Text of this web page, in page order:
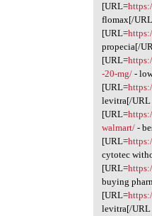
[URL=
flomax[/
[URL=
propecia[/
[URL=
-20-mg/-
[URL=
levitra[/URL
[URL=
walmart/-
[URL=
cytotec
[URL=
buying
[URL=
levitra[/URL